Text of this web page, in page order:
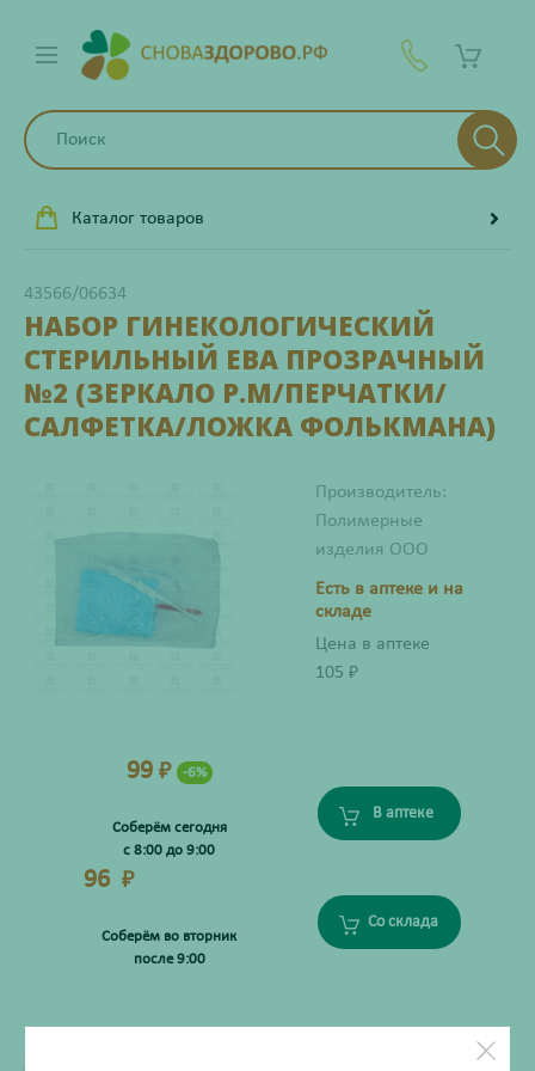
Каталог товаров
43566/06634
НАБОР ГИНЕКОЛОГИЧЕСКИЙ
СТЕРИЛЬНЫЙ ЕВА ПРОЗРАЧНЫЙ
№2 (ЗЕРКАЛО Р.M/ПЕРЧАТКИ/
САЛФЕТКА/ЛОЖКА ФОЛЬКМАНА)
Производитель:
Полимерные
изделия ООО
Есть в аптеке и на
складе
Цена в аптеке
105 ₽
99 ₽ -6%
Соберём сегодня
с 8:00 до 9:00
В аптеке
96 ₽
Соберём во вторник
после 9:00
Со склада
ХАРАКТЕРИСТИКИ